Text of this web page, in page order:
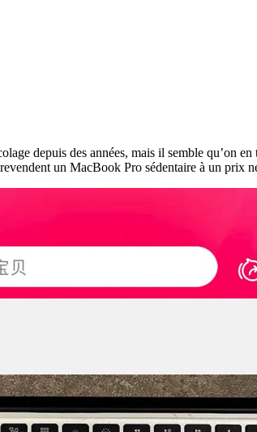
depuis des années, mais il semble qu’on
un MacBook Pro sédentaire à un prix